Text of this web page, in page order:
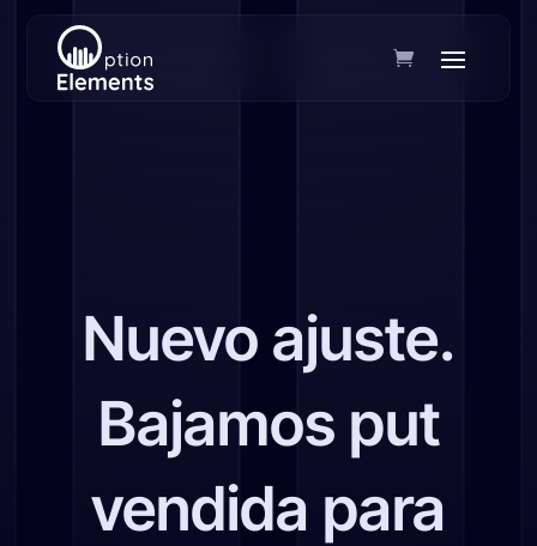
Nuevo ajuste.
Bajamos put
vendida para